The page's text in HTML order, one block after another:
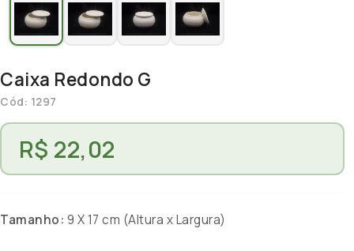
Caixa Redondo G
Cód: 1297
R$ 22,02
Tamanho: 9 X 17 cm (Altura x Largura)